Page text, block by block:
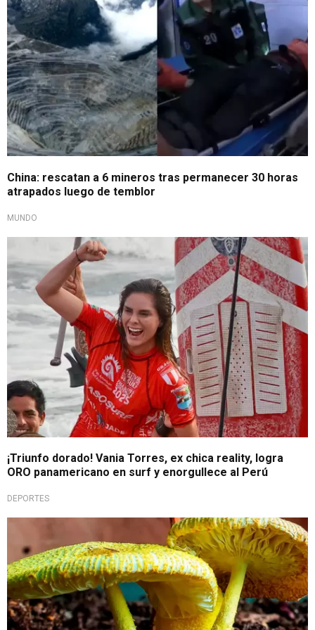
China: rescatan a 6 mineros tras permanecer 30 horas
atrapados luego de temblor
MUNDO
De la TV al podio
¡Triunfo dorado! Vania Torres, ex chica reality, logra
ORO panamericano en surf y enorgullece al Perú
DEPORTES